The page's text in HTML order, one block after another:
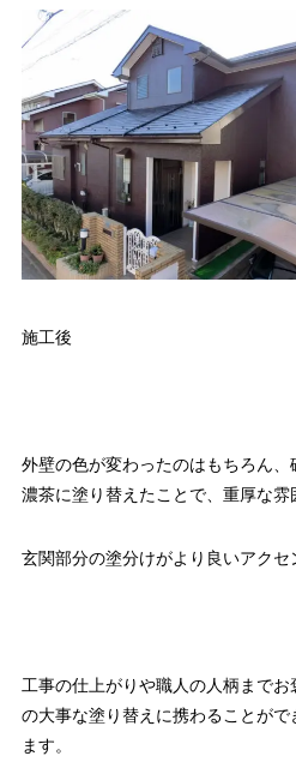
施工後
外壁の色が変わったのはもちろん
濃茶に塗り替えたことで、重厚な雰
玄関部分の塗分けがより良いアクセ
工事の仕上がりや職人の人柄まで
の大事な塗り替えに携わることが
ます。